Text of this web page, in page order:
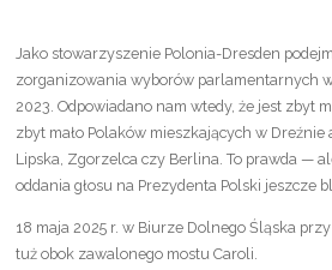
Jako stowarzyszenie Polonia-Dresden
zorganizowania wyborów parlamentarnych
2023. Odpowiadano nam wtedy, że jest zbyt
zbyt mało Polaków mieszkających w Dreźnie
Lipska, Zgorzelca czy Berlina. To prawda —
oddania głosu na Prezydenta Polski jeszcze
18 maja 2025 r. w Biurze Dolnego Śląska
tuż obok zawalonego mostu Caroli.